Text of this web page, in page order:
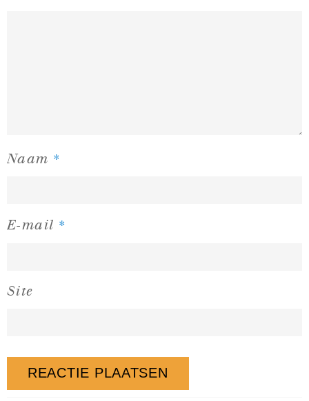
Naam *
E-mail *
Site